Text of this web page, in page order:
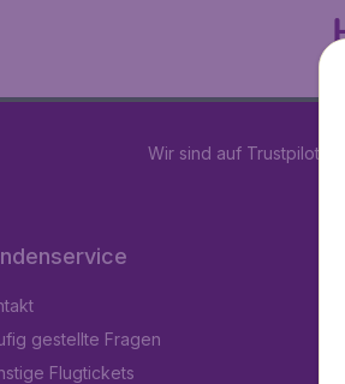
Wir sind auf Trustpilot mit
gestellte Fragen
Flugtickets